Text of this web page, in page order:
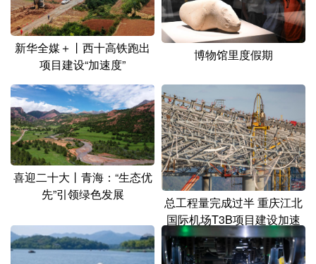
四川 贵州 云南 西藏
陕西 甘肃 青海 宁夏
新疆 内蒙古
多语种频道
English Español Français عربى
Русский язык 日本語 한국어
新华全媒＋丨西十高铁跑出
项目建设“加速度”
博物馆里度假期
喜迎二十大丨青海：“生态优
先”引领绿色发展
总工程量完成过半 重庆江北
国际机场T3B项目建设加速
推进